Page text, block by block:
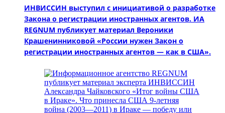
ИНВИССИН выступил с инициативой о разработке
Закона о регистрации иностранных агентов. ИА
REGNUM публикует материал Вероники
Крашенинниковой «России нужен Закон о
регистрации иностранных агентов — как в США».